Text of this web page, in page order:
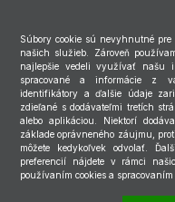
Súbory cookie sú nevyhnutné
našich služieb. Zároveň
najlepšie vedeli využívať našu
spracované a informácie z
identifikátory a ďalšie údaje
zdieľané s dodávateľmi tretích
alebo aplikáciou. Niektorí
základe oprávneného záujmu,
môžete kedykoľvek odvolať.
preferencií nájdete v rámci
používaním cookies a